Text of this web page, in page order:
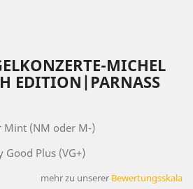
MICHEL
EDITION|PARNASS
Mint (NM oder M-)
Good Plus (VG+)
mehr zu unserer Bewertungsskala